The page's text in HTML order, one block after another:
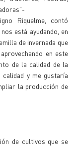
Riquelme, contó
está ayudando, en
de invernada que
en este
de la calidad de la
y me gustaría
la producción de
de cultivos que se